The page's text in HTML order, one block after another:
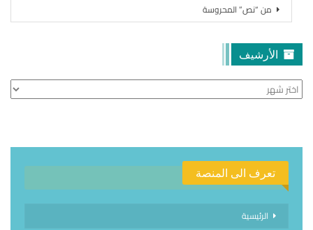
من “نص” المحروسة
الأرشيف
الأرشيف
تعرف الى المنصة
الرئيسية